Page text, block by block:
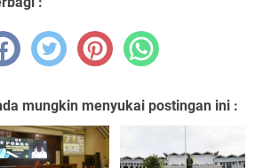
mungkin menyukai postingan ini :